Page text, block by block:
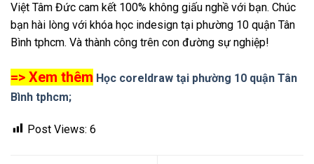
Việt Tâm Đức cam kết 100% không giấu nghề với bạn. Chúc
bạn hài lòng với khóa học indesign tại phường 10 quận Tân
Bình tphcm. Và thành công trên con đường sự nghiệp!
=> Xem thêm Học coreldraw tại phường 10 quận Tân
Bình tphcm;
Post Views: 6